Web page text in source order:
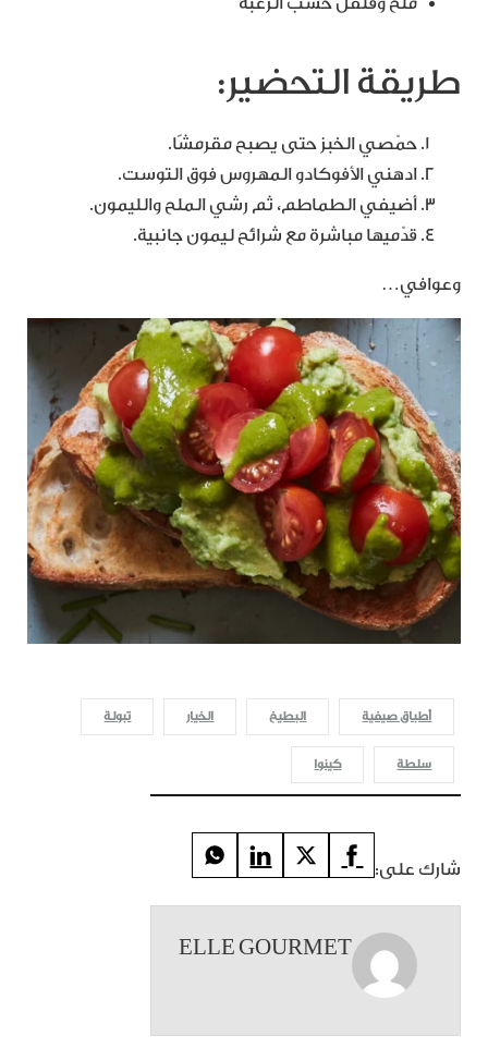
طريقة التحضير:
حمّصي الخبز حتى يصبح مقرمشًا.
ادهني الأفوكادو المهروس فوق التوست.
أضيفي الطماطم، ثم رشي الملح والليمون.
قدّميها مباشرة مع شرائح ليمون جانبية.
وعوافي…
أطباق صيفية البطيخ الخيار تبولة
سلطة كينوا
شارك على:
ELLE GOURMET